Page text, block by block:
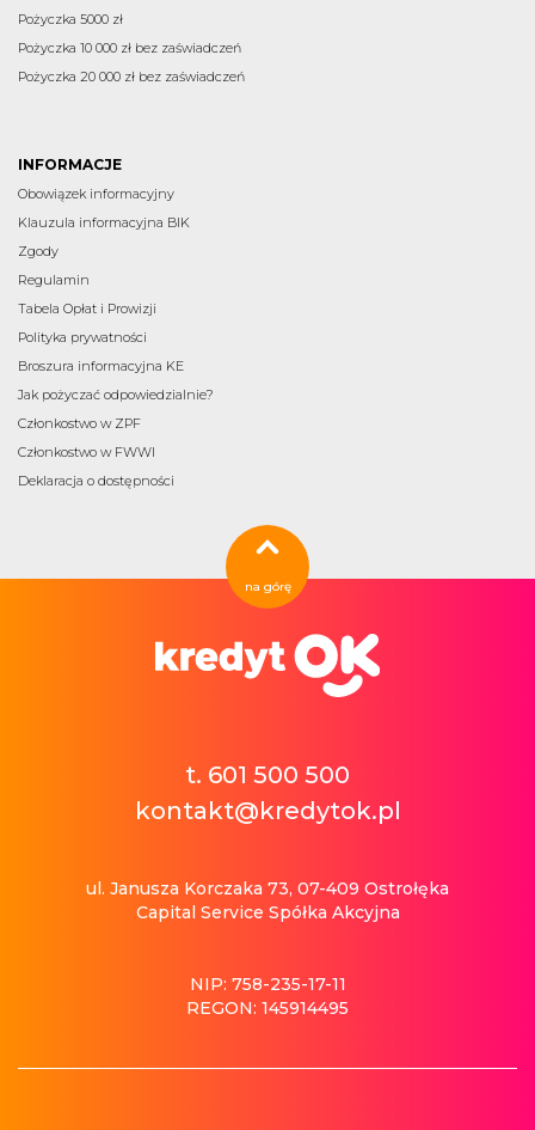
Pożyczka 5000 zł
Pożyczka 10 000 zł bez zaświadczeń
Pożyczka 20 000 zł bez zaświadczeń
INFORMACJE
Obowiązek informacyjny
Klauzula informacyjna BIK
Zgody
Regulamin
Tabela Opłat i Prowizji
Polityka prywatności
Broszura informacyjna KE
Jak pożyczać odpowiedzialnie?
Członkostwo w ZPF
Członkostwo w FWWI
Deklaracja o dostępności
na górę
t. 601 500 500
kontakt@kredytok.pl
ul. Janusza Korczaka 73, 07-409 Ostrołęka
Capital Service Spółka Akcyjna
NIP: 758-235-17-11
REGON: 145914495